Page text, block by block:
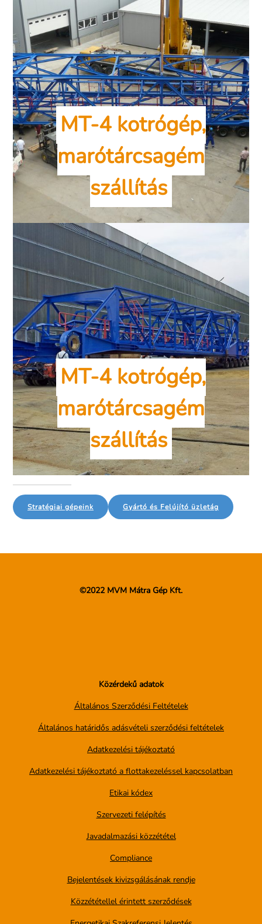
MT-4 kotrógép,
marótárcsagém
szállítás
MT-4 kotrógép,
marótárcsagém
szállítás
Stratégiai gépeink Gyártó és Felújító üzletág
©2022 MVM Mátra Gép Kft.
Közérdekű adatok
Általános Szerződési Feltételek
Általános határidős adásvételi szerződési feltételek
Adatkezelési tájékoztató
Adatkezelési tájékoztató a flottakezeléssel kapcsolatban
Etikai kódex
Szervezeti felépítés
Javadalmazási közzététel
Compliance
Bejelentések kivizsgálásának rendje
Közzététellel érintett szerződések